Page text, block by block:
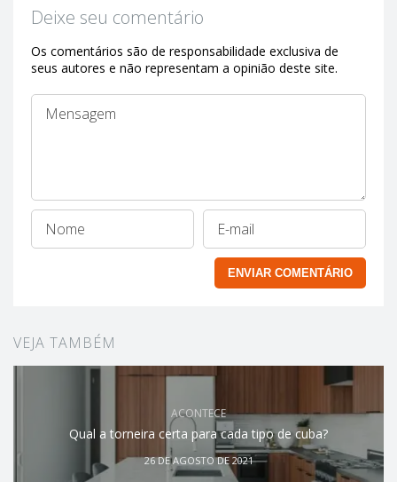
Deixe seu comentário
Os comentários são de responsabilidade exclusiva de
seus autores e não representam a opinião deste site.
VEJA TAMBÉM
ACONTECE
Qual a torneira certa para cada tipo de cuba?
26 DE AGOSTO DE 2021